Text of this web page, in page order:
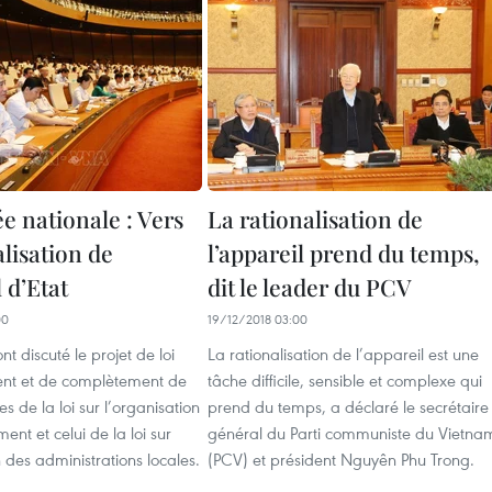
nationale : Vers
de
discuté le projet de loi
et de complètement de
de la loi sur l’organisation
et celui de la loi sur
des administrations locales.
La rationalisation de
l’appareil prend du temps,
dit le leader du PCV
19/12/2018 03:00
La rationalisation de l’appareil est une
tâche difficile, sensible et complexe qui
prend du temps, a déclaré le secrétaire
général du Parti communiste du
(PCV) et président Nguyên Phu Trong.